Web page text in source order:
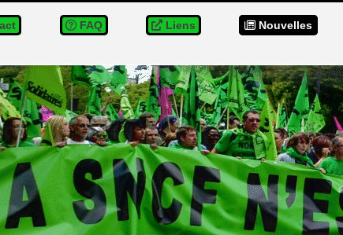
FAQ Liens Nouvelles